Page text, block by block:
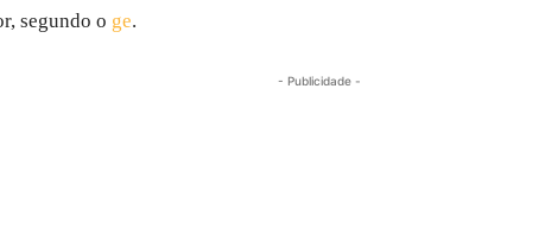
segundo o ge.
- Publicidade -